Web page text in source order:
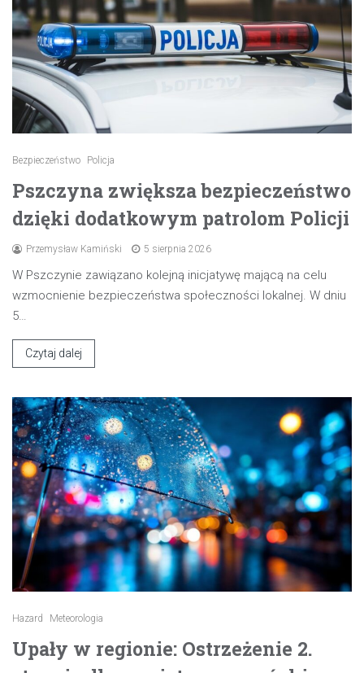
Bezpieczeństwo Policja
Pszczyna zwiększa bezpieczeństwo
dzięki dodatkowym patrolom Policji
Przemysław Kamiński 5 sierpnia 2026
W Pszczynie zawiązano kolejną inicjatywę mającą na celu
wzmocnienie bezpieczeństwa społeczności lokalnej. W dniu
5…
Czytaj dalej
Hazard Meteorologia
Upały w regionie: Ostrzeżenie 2.